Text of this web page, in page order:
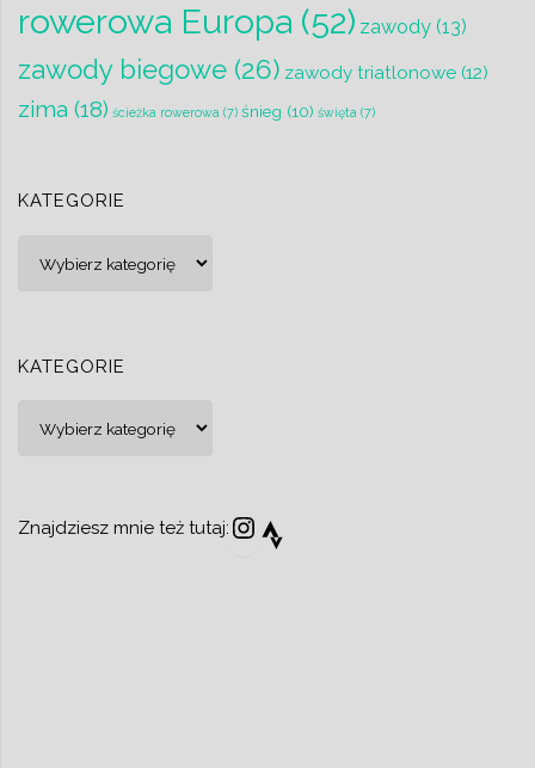
rowerowa Europa (52) zawody(13)
zawody biegowe(26) zawody triatlonowe(12)
zima (18) ścieżka rowerowa (7) śnieg (10) święta (7)
KATEGORIE
KATEGORIE
Znajdziesz mnie też tutaj:Instagram
Strava